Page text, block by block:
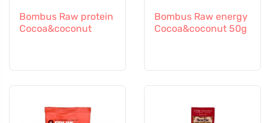
Bombus Raw protein
Cocoa&coconut
Bombus Raw energy
Cocoa&coconut 50g